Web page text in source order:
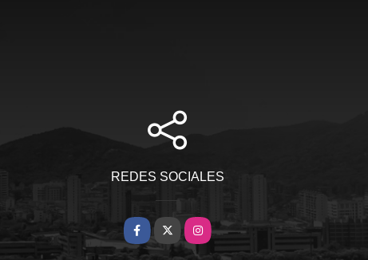
REDES SOCIALES
Facebook
X Instagram